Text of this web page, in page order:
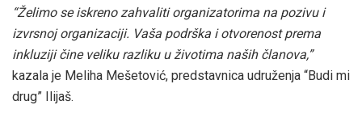
“Želimo se iskreno zahvaliti organizatorima na pozivu i
izvrsnoj organizaciji. Vaša podrška i otvorenost prema
inkluziji čine veliku razliku u životima naših članova,”
kazala je Meliha Mešetović, predstavnica udruženja “Budi mi
drug” Ilijaš.